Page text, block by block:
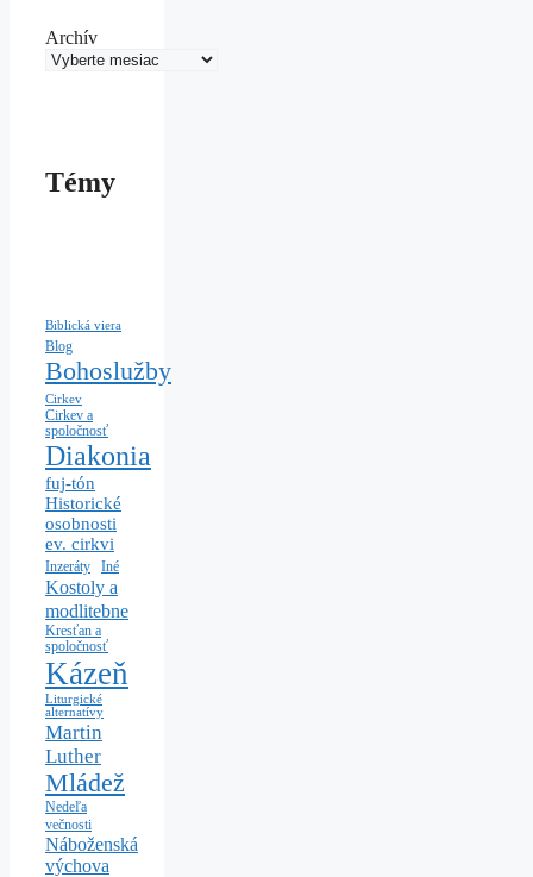
Archív
Témy
Biblická viera
Blog
Bohoslužby
Cirkev
Cirkev a
spoločnosť
Diakonia
fuj-tón
Historické
osobnosti
ev. cirkvi
Inzeráty Iné
Kostoly a
modlitebne
Kresťan a
spoločnosť
Kázeň
Liturgické
alternatívy
Martin
Luther
Mládež
Nedeľa
večnosti
Náboženská
výchova